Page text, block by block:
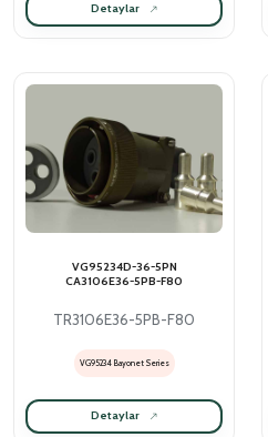
Detaylar
VG95234D-36-5PN
CA3106E36-5PB-F80
TR3106E36-5PB-F80
VG95234 Bayonet Series
Detaylar